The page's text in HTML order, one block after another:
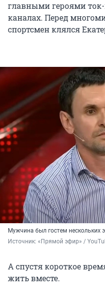
главными героями
каналах. Перед
спортсмен клялся
Мужчина был гостем нескольких
Источник: «Прямой эфир» /
А спустя короткое
жить вместе.